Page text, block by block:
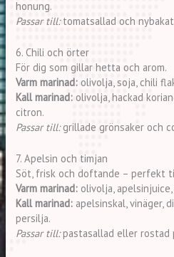
honung.
Passar till:tomatsallad och
6. Chili och örter
För dig som gillar hetta och arom.
Varm marinad: olivolja, soja, chili
Kall marinad: olivolja, hackad
citron.
Passar till:grillade grönsaker och
7. Apelsin och timjan
Söt, frisk och doftande – perfekt
Varm marinad: olivolja,
Kall marinad: apelsinskal, vinäger,
persilja.
Passar till:pastasallad eller rostad